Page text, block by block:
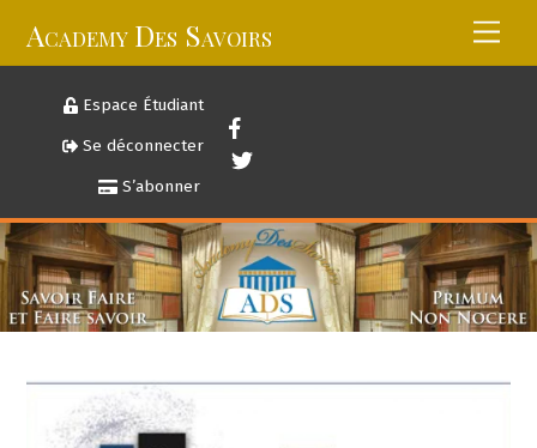
Academy Des Savoirs
Espace Étudiant
Se déconnecter
S’abonner